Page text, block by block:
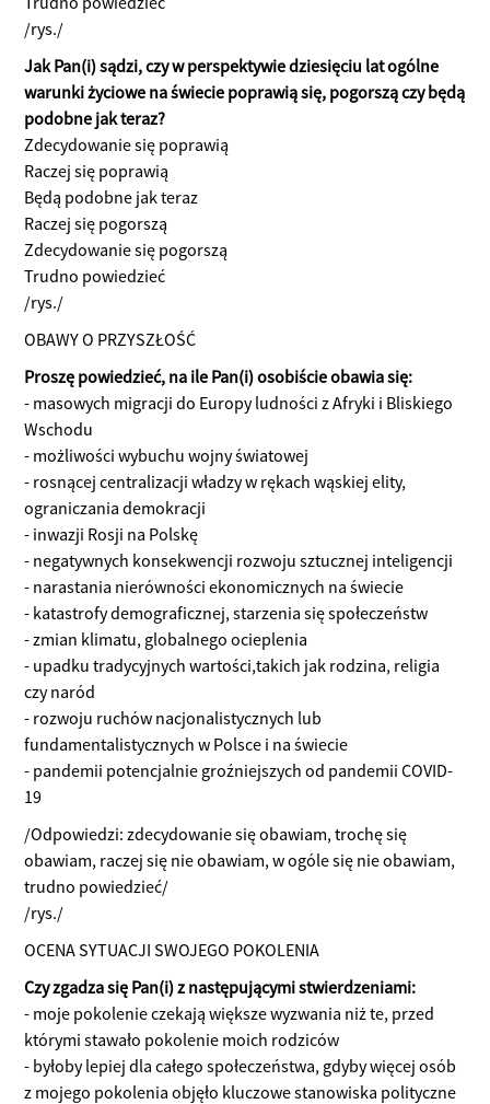
/rys./
Jak Pan(i) sądzi, czy w perspektywie dziesięciu lat ogólne
warunki życiowe na świecie poprawią się, pogorszą czy będą
podobne jak teraz?
Zdecydowanie się poprawią
Raczej się poprawią
Będą podobne jak teraz
Raczej się pogorszą
Zdecydowanie się pogorszą
Trudno powiedzieć
/rys./
OBAWY O PRZYSZŁOŚĆ
Proszę powiedzieć, na ile Pan(i) osobiście obawia się:
- masowych migracji do Europy ludności z Afryki i Bliskiego
Wschodu
- możliwości wybuchu wojny światowej
- rosnącej centralizacji władzy w rękach wąskiej elity,
ograniczania demokracji
- inwazji Rosji na Polskę
- negatywnych konsekwencji rozwoju sztucznej inteligencji
- narastania nierówności ekonomicznych na świecie
- katastrofy demograficznej, starzenia się społeczeństw
- zmian klimatu, globalnego ocieplenia
- upadku tradycyjnych wartości,takich jak rodzina, religia
czy naród
- rozwoju ruchów nacjonalistycznych lub
fundamentalistycznych w Polsce i na świecie
- pandemii potencjalnie groźniejszych od pandemii COVID-
19
/Odpowiedzi: zdecydowanie się obawiam, trochę się
obawiam, raczej się nie obawiam, w ogóle się nie obawiam,
trudno powiedzieć/
/rys./
OCENA SYTUACJI SWOJEGO POKOLENIA
Czy zgadza się Pan(i) z następującymi stwierdzeniami:
- moje pokolenie czekają większe wyzwania niż te, przed
którymi stawało pokolenie moich rodziców
- byłoby lepiej dla całego społeczeństwa, gdyby więcej osób
z mojego pokolenia objęło kluczowe stanowiska polityczne